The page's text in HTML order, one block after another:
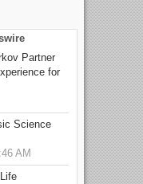
Partner
for
Science
AM